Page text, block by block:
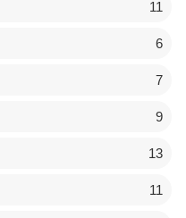
11
6
7
9
13
11